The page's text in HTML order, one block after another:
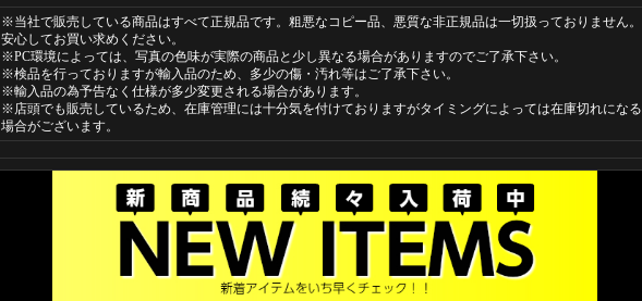
※当社で販売している商品はすべて正規品です。粗悪なコピー品、悪質な非正規品は一切扱っておりません。
安心してお買い求めください。
※PC環境によっては、写真の色味が実際の商品と少し異なる場合がありますのでご了承下さい。
※検品を行っておりますが輸入品のため、多少の傷・汚れ等はご了承下さい。
※輸入品の為予告なく仕様が多少変更される場合があります。
※店頭でも販売しているため、在庫管理には十分気を付けておりますがタイミングによっては在庫切れになる
場合がございます。